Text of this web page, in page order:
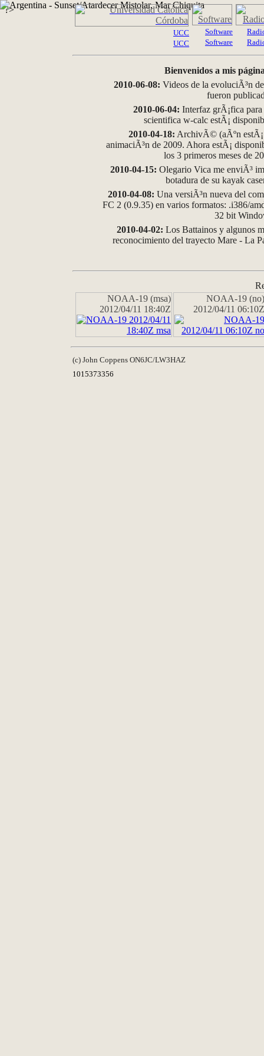
?>
UCC
UCC
Software
Software
Bienvenidos a mis
2010-06-08: Videos de la evoluciÃ³n
fueron
2010-06-04: Interfaz grÃ¡fica
scientifica w-calc estÃ¡
2010-04-18: ArchivÃ© (aÃºn
animaciÃ³n de 2009. Ahora estÃ¡
los 3 primeros meses de
2010-04-15: Olegario Vica me enviÃ³
botadura de su kayak
2010-04-08: Una versiÃ³n nueva del
FC 2 (0.9.35) en varios formatos: .i386/
32 bit
2010-04-02: Los Battainos y algunos
reconocimiento del trayecto Mare - La
NOAA-19 (msa)
2012/04/11 18:40Z
NOAA-19 (no)
2012/04/11 06:10Z
(c) John Coppens ON6JC/LW3HAZ
1015373356